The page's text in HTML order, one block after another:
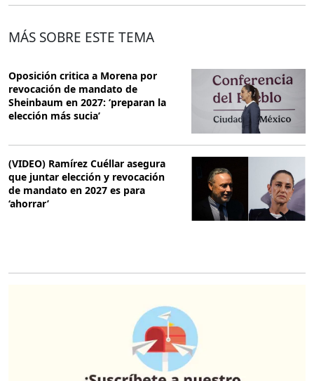
MÁS SOBRE ESTE TEMA
Oposición critica a Morena por
revocación de mandato de
Sheinbaum en 2027: ‘preparan la
elección más sucia’
(VIDEO) Ramírez Cuéllar asegura
que juntar elección y revocación
de mandato en 2027 es para
‘ahorrar’